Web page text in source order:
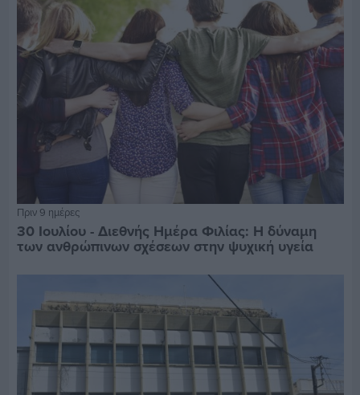
Πριν 9 ημέρες
30 Ιουλίου - Διεθνής Ημέρα Φιλίας: Η δύναμη
των ανθρώπινων σχέσεων στην ψυχική υγεία